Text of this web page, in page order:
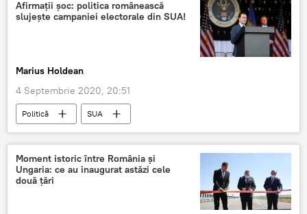
Afirmații șoc: politica românească
slujește campaniei electorale din SUA!
Marius Holdean
4 Septembrie 2020, 20:51
Politică SUA
Moment istoric între România și
Ungaria: ce au inaugurat astăzi cele
două țări